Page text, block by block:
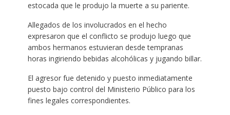
estocada que le produjo la muerte a su pariente.
Allegados de los involucrados en el hecho
expresaron que el conflicto se produjo luego que
ambos hermanos estuvieran desde tempranas
horas ingiriendo bebidas alcohólicas y jugando billar.
El agresor fue detenido y puesto inmediatamente
puesto bajo control del Ministerio Público para los
fines legales correspondientes.